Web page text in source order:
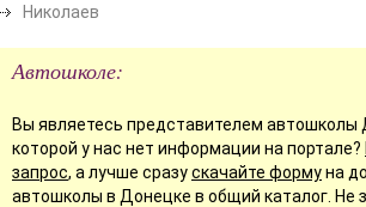
Николаев
Автошколе:
Вы являетесь представителем автошколы
которой у нас нет информации на портале?
запрос, а лучше сразускачайте формуна
автошколы в Донецке в общий каталог. Не